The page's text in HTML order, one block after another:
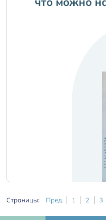
Страницы: Пред. 1 2 3